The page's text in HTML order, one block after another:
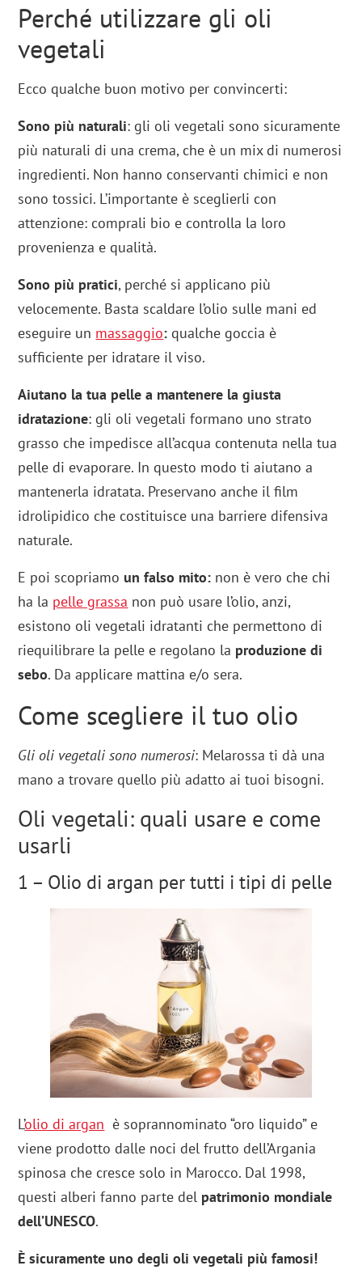
Perché utilizzare gli oli
vegetali
Ecco qualche buon motivo per convincerti:
Sono più naturali: gli oli vegetali sono sicuramente
più naturali di una crema, che è un mix di numerosi
ingredienti. Non hanno conservanti chimici e non
sono tossici. L’importante è sceglierli con
attenzione: comprali bio e controlla la loro
provenienza e qualità.
Sono più pratici, perché si applicano più
velocemente. Basta scaldare l’olio sulle mani ed
eseguire un massaggio: qualche goccia è
sufficiente per idratare il viso.
Aiutano la tua pelle a mantenere la giusta
idratazione: gli oli vegetali formano uno strato
grasso che impedisce all’acqua contenuta nella tua
pelle di evaporare. In questo modo ti aiutano a
mantenerla idratata. Preservano anche il film
idrolipidico che costituisce una barriere difensiva
naturale.
E poi scopriamo un falso mito: non è vero che chi
ha la pelle grassa non può usare l’olio, anzi,
esistono oli vegetali idratanti che permettono di
riequilibrare la pelle e regolano la produzione di
sebo. Da applicare mattina e/o sera.
Come scegliere il tuo olio
Gli oli vegetali sono numerosi: Melarossa ti dà una
mano a trovare quello più adatto ai tuoi bisogni.
Oli vegetali: quali usare e come
usarli
1 – Olio di argan per tutti i tipi di pelle
L’olio di argan è soprannominato “oro liquido” e
viene prodotto dalle noci del frutto dell’Argania
spinosa che cresce solo in Marocco. Dal 1998,
questi alberi fanno parte del patrimonio mondiale
dell’UNESCO.
È sicuramente uno degli oli vegetali più famosi!